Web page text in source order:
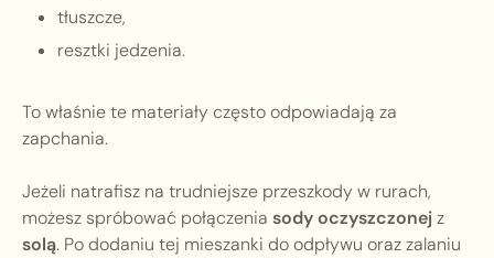
tłuszcze,
resztki jedzenia.
To właśnie te materiały często odpowiadają za
zapchania.
Jeżeli natrafisz na trudniejsze przeszkody w rurach,
możesz spróbować połączenia sody oczyszczonejz
solą. Po dodaniu tej mieszanki do odpływu oraz zalaniu